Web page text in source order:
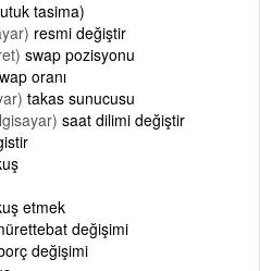
tasima)
resmi değiştir
swap pozisyonu
oranı
takas sunucusu
saat dilimi değiştir
etmek
değişimi
değişimi